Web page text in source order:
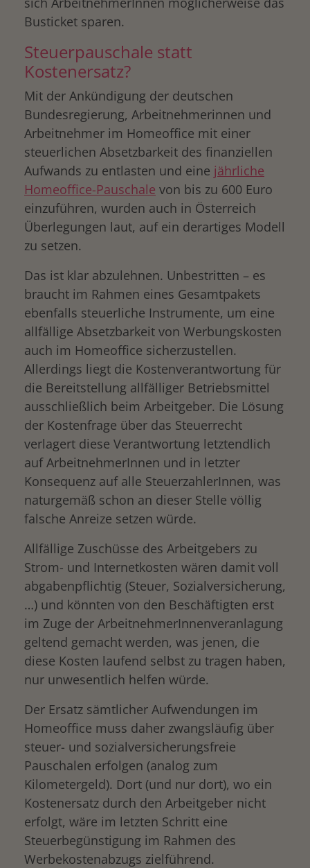
Busticket sparen.
Steuerpauschale statt
Kostenersatz?
Mit der Ankündigung der deutschen
Bundesregierung, Arbeitnehmerinnen und
Arbeitnehmer im Homeoffice mit einer
steuerlichen Absetzbarkeit des finanziellen
Aufwands zu entlasten und eine jährliche
Homeoffice-Pauschale von bis zu 600 Euro
einzuführen, wurden auch in Österreich
Überlegungen laut, auf ein derartiges Modell
zu setzen.
Das ist klar abzulehnen. Unbestritten – es
braucht im Rahmen eines Gesamtpakets
ebenfalls steuerliche Instrumente, um eine
allfällige Absetzbarkeit von Werbungskosten
auch im Homeoffice sicherzustellen.
Allerdings liegt die Kostenverantwortung für
die Bereitstellung allfälliger Betriebsmittel
ausschließlich beim Arbeitgeber. Die Lösung
der Kostenfrage über das Steuerrecht
verlagert diese Verantwortung letztendlich
auf ArbeitnehmerInnen und in letzter
Konsequenz auf alle SteuerzahlerInnen, was
naturgemäß schon an dieser Stelle völlig
falsche Anreize setzen würde.
Allfällige Zuschüsse des Arbeitgebers zu
Strom- und Internetkosten wären damit voll
abgabenpflichtig (Steuer, Sozialversicherung,
…) und könnten von den Beschäftigten erst
im Zuge der ArbeitnehmerInnenveranlagung
geltend gemacht werden, was jenen, die
diese Kosten laufend selbst zu tragen haben,
nur unwesentlich helfen würde.
Der Ersatz sämtlicher Aufwendungen im
Homeoffice muss daher zwangsläufig über
steuer- und sozialversicherungsfreie
Pauschalen erfolgen (analog zum
Kilometergeld). Dort (und nur dort), wo ein
Kostenersatz durch den Arbeitgeber nicht
erfolgt, wäre im letzten Schritt eine
Steuerbegünstigung im Rahmen des
Werbekostenabzugs zielführend.